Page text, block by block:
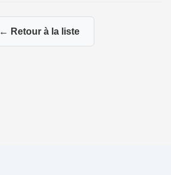
← Retour à la liste